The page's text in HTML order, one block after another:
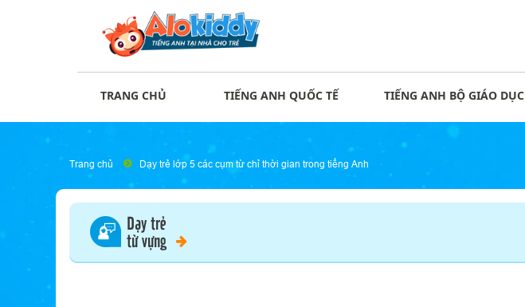
TRANG CHỦ TIẾNG ANH QUỐC TẾ TIẾNG ANH BỘ GIÁO DỤC
Trang chủ Dạy trẻ lớp 5 các cụm từ chỉ thời gian trong tiếng Anh
Dạy trẻ
từ vựng